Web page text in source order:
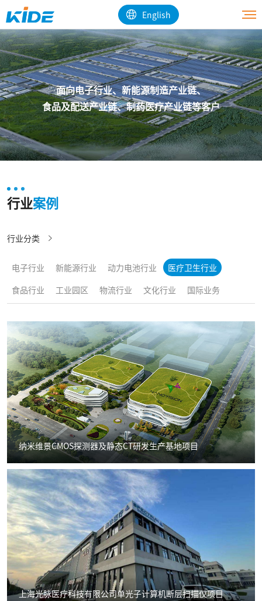
English
面向电子行业、新能源制造产业链、
食品及配送产业链、制药医疗产业链等客户
行业案例
行业分类
电子行业 新能源行业 动力电池行业
医疗卫生行业
食品行业
工业园区 物流行业 文化行业 国际业务
纳米维景CMOS探测器及静态CT研发生产基地项目
上海光脉医疗科技有限公司单光子计算机断层扫描仪项目